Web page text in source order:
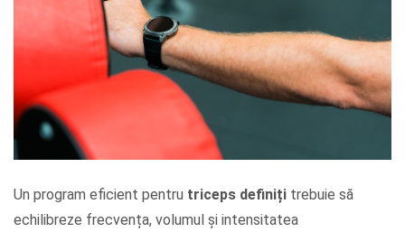
Un program eficient pentru triceps definiți trebuie să
echilibreze frecvența, volumul și intensitatea